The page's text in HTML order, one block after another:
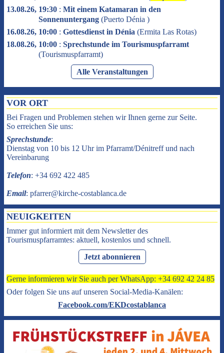
13.08.26, 19:30 : Mit einem Katamaran in den
Sonnenuntergang (Puerto Dénia )
16.08.26, 10:00 : Gottesdienst in Dénia (Ermita Las Rotas)
18.08.26, 10:00 : Sprechstunde im Tourismuspfarramt
(Tourismuspfarramt)
Alle Veranstaltungen
VOR ORT
Bei Fragen und Problemen stehen wir Ihnen gerne zur Seite.
So erreichen Sie uns:
Sprechstunde:
Dienstag von 10 bis 12 Uhr im Pfarramt/Dénitreff und nach
Vereinbarung
Telefon: +34 692 422 485
Email: pfarrer@kirche-costablanca.de
NEUIGKEITEN
Immer gut informiert mit dem Newsletter des
Tourismuspfarramtes: aktuell, kostenlos und schnell.
Jetzt abonnieren
Gerne informieren wir Sie auch per WhatsApp: +34 692 42 24 85
Oder folgen Sie uns auf unseren Social-Media-Kanälen:
Facebook.com/EKDcostablanca